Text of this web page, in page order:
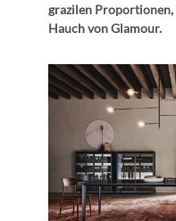
grazilen
Hauch von Glamour.